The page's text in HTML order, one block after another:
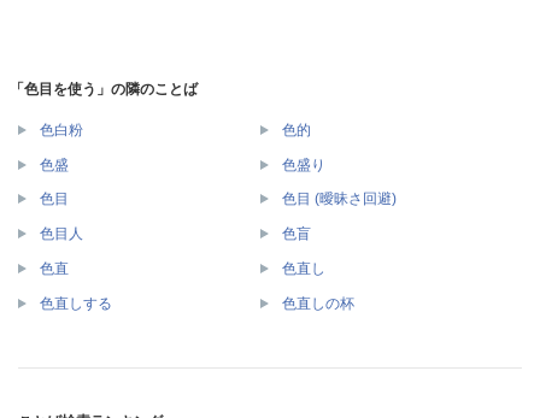
「色目を使う」の隣のことば
色白粉 色的
色盛 色盛り
色目 色目 (曖昧さ回避)
色目人 色盲
色直 色直し
色直しする 色直しの杯